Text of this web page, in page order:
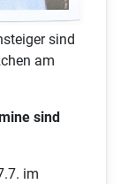
sind
am
sind
im